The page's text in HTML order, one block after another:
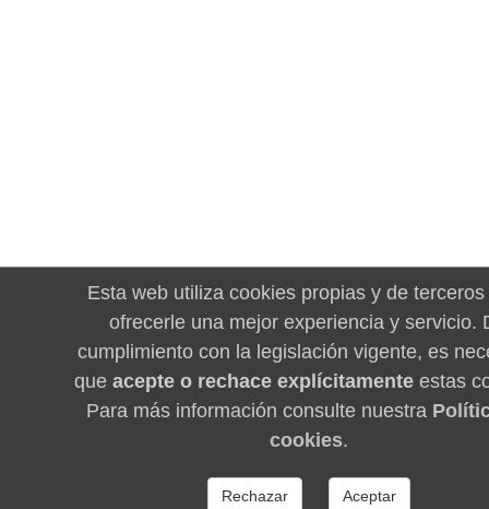
Esta web utiliza cookies propias y de
ofrecerle una mejor experiencia y servicio.
cumplimiento con la legislación vigente, es
que acepte o rechace explícitamenteestas
Para más información consulte nuestra
cookies.
Rechazar Aceptar